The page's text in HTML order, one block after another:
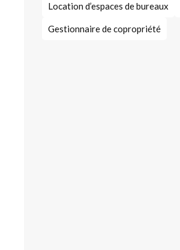
Location d’espaces de bureaux
Gestionnaire de copropriété